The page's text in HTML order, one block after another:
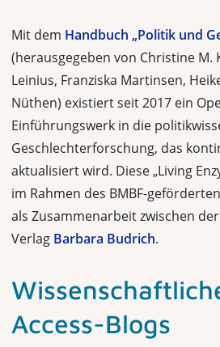
Mit dem Handbuch „Politik und
(herausgegeben von Christine M.
Leinius, Franziska Martinsen,
Nüthen) existiert seit 2017 ein
Einführungswerk in die
Geschlechterforschung, das
aktualisiert wird. Diese „Living
im Rahmen des BMBF-
als Zusammenarbeit zwischen der
Verlag Barbara Budrich.
Access-Blogs